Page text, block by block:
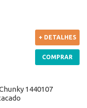
+ DETALHES
COMPRAR
1440107